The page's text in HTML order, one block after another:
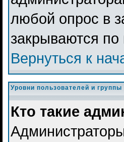
любой опрос в
закрываются
Вернуться к
Уровни пользователей и группы
Кто такие